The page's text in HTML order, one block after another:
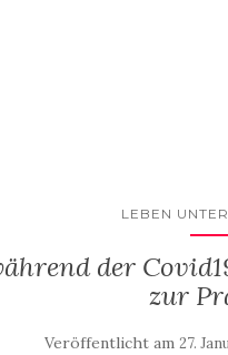
LEBEN
der
zur
Veröffentlicht am27.